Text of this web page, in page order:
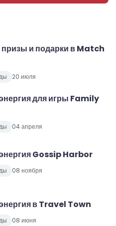
и подарки в Match
20 июля
для игры Family
04 апреля
Gossip Harbor
08 ноября
в Travel Town
08 июня